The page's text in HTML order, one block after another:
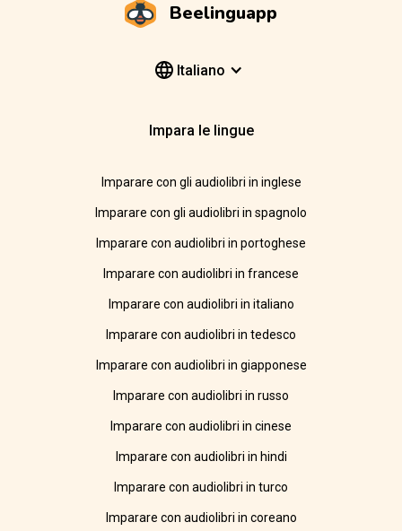
Beelinguapp
Italiano
Impara le lingue
Imparare con gli audiolibri in inglese
Imparare con gli audiolibri in spagnolo
Imparare con audiolibri in portoghese
Imparare con audiolibri in francese
Imparare con audiolibri in italiano
Imparare con audiolibri in tedesco
Imparare con audiolibri in giapponese
Imparare con audiolibri in russo
Imparare con audiolibri in cinese
Imparare con audiolibri in hindi
Imparare con audiolibri in turco
Imparare con audiolibri in coreano